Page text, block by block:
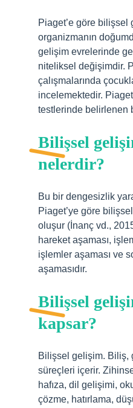
Piaget’e göre bilişsel
organizmanın
gelişim evrelerinde
niteliksel değişimdir.
çalışmalarında
incelemektedir.
testlerinde belirlenen
Bilişsel
nelerdir?
Bu bir dengesizlik
Piaget’ye göre
oluşur (İnanç vd.,
hareket aşaması,
işlemler aşaması ve
aşamasıdır.
Bilişsel
kapsar?
Bilişsel gelişim. Biliş,
süreçleri içerir.
hafıza, dil gelişimi,
çözme, hatırlama,